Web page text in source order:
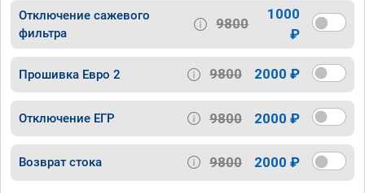
Отключение сажевого
фильтра
9800
1000
₽
Прошивка Евро 2 9800 2000 ₽
Отключение ЕГР 9800 2000 ₽
Возврат стока 9800 2000 ₽